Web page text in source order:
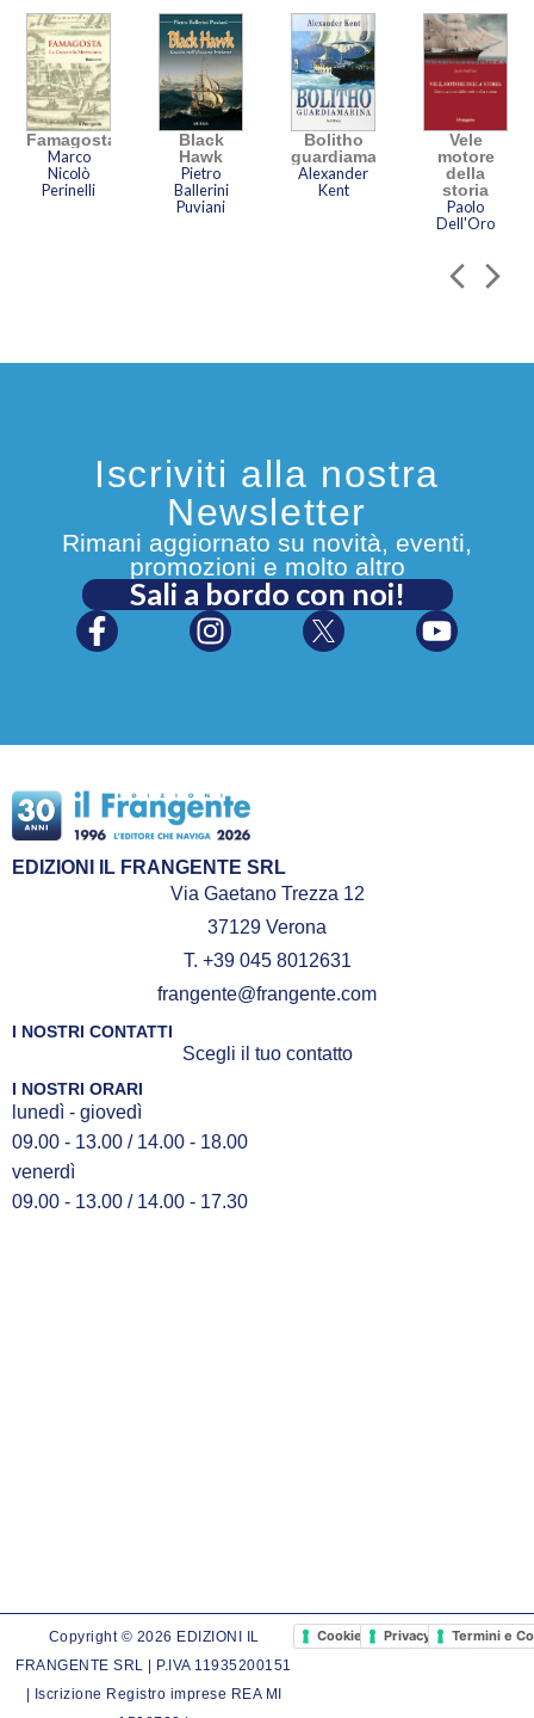
Famagosta
Marco
Nicolò
Perinelli
Black
Hawk
Pietro
Ballerini
Puviani
Bolitho
guardiamarina
Alexander
Kent
Vele
motore
della
storia
Paolo
Dell'Oro
Iscriviti alla nostra
Newsletter
Rimani aggiornato su novità, eventi,
promozioni e molto altro
Sali a bordo con noi!
EDIZIONI IL FRANGENTE SRL
Via Gaetano Trezza 12
37129 Verona
T. +39 045 8012631
frangente@frangente.com
I NOSTRI CONTATTI
Scegli il tuo contatto
I NOSTRI ORARI
lunedì - giovedì
09.00 - 13.00 / 14.00 - 18.00
venerdì
09.00 - 13.00 / 14.00 - 17.30
Copyright © 2026 EDIZIONI IL
FRANGENTE SRL | P.IVA 11935200151
| Iscrizione Registro imprese REA MI
Cookie PolicyPrivacy PolicyTermini e